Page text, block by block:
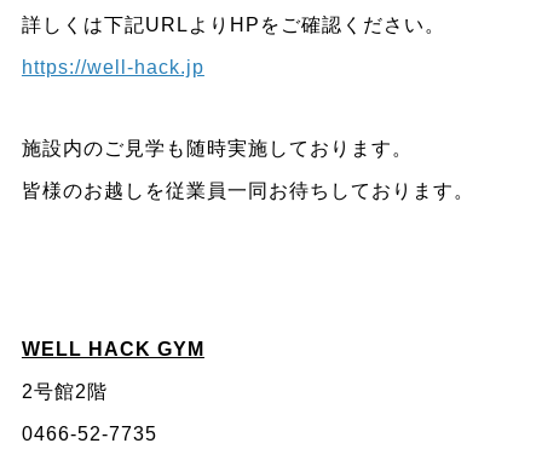
詳しくは下記URLよりHPをご確認ください。
https://well-hack.jp
施設内のご見学も随時実施しております。
皆様のお越しを従業員一同お待ちしております。
WELL HACK GYM
2号館2階
0466-52-7735